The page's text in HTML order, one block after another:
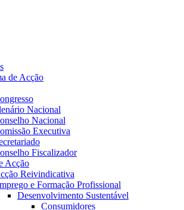
de Acção
Nacional
Nacional
Executiva
Fiscalizador
Acção
Reivindicativa
e Formação Profissional
Desenvolvimento Sustentável
Consumidores